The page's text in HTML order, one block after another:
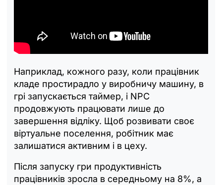
Наприклад, кожного разу, коли працівник
кладе простирадло у виробничу машину, в
грі запускається таймер, і NPC
продовжують працювати лише до
завершення відліку. Щоб розвивати своє
віртуальне поселення, робітник має
залишатися активним і в цеху.
Після запуску гри продуктивність
працівників зросла в середньому на 8%, а